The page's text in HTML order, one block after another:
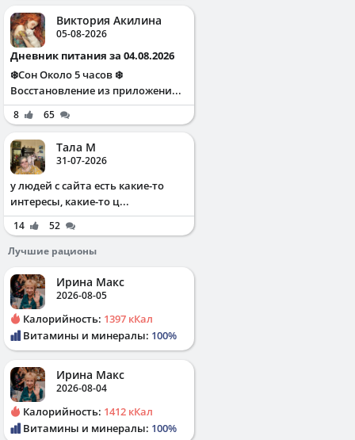
Виктория Акилина
05-08-2026
Дневник питания за 04.08.2026
❄️Сон Около 5 часов ❄️
Восстановление из приложени...
8 65
Тала М
31-07-2026
у людей с сайта есть какие-то
интересы, какие-то ц...
14
52
Лучшие рационы
Ирина Макс
2026-08-05
Калорийность: 1397 кКал
Витамины и минералы: 100%
Ирина Макс
2026-08-04
Калорийность: 1412 кКал
Витамины и минералы: 100%